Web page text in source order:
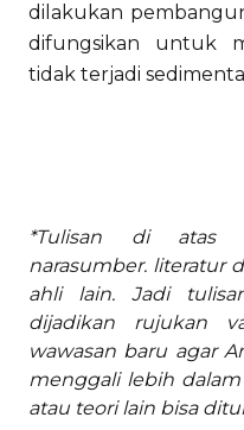
dilakukan
difungsikan untuk
tidak terjadi
*Tulisan di atas
narasumber. literatur
ahli lain. Jadi
dijadikan rujukan
wawasan baru agar
menggali lebih dalam
atau teori lain bisa